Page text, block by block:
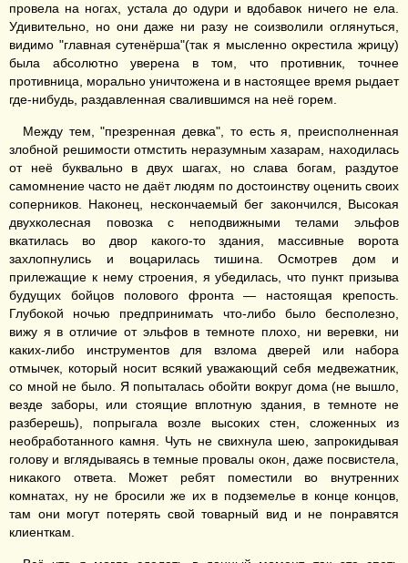
провела на ногах, устала до одури и вдобавок ничего не ела.
Удивительно, но они даже ни разу не соизволили оглянуться,
видимо "главная сутенёрша"(так я мысленно окрестила жрицу)
была абсолютно уверена в том, что противник, точнее
противница, морально уничтожена и в настоящее время рыдает
где-нибудь, раздавленная свалившимся на неё горем.
Между тем, "презренная девка", то есть я, преисполненная
злобной решимости отмстить неразумным хазарам, находилась
от неё буквально в двух шагах, но слава богам, раздутое
самомнение часто не даёт людям по достоинству оценить своих
соперников. Наконец, нескончаемый бег закончился, Высокая
двухколесная повозка с неподвижными телами эльфов
вкатилась во двор какого-то здания, массивные ворота
захлопнулись и воцарилась тишина. Осмотрев дом и
прилежащие к нему строения, я убедилась, что пункт призыва
будущих бойцов полового фронта — настоящая крепость.
Глубокой ночью предпринимать что-либо было бесполезно,
вижу я в отличие от эльфов в темноте плохо, ни веревки, ни
каких-либо инструментов для взлома дверей или набора
отмычек, который носит всякий уважающий себя медвежатник,
со мной не было. Я попыталась обойти вокруг дома (не вышло,
везде заборы, или стоящие вплотную здания, в темноте не
разберешь), попрыгала возле высоких стен, сложенных из
необработанного камня. Чуть не свихнула шею, запрокидывая
голову и вглядываясь в темные провалы окон, даже посвистела,
никакого ответа. Может ребят поместили во внутренних
комнатах, ну не бросили же их в подземелье в конце концов,
там они могут потерять свой товарный вид и не понравятся
клиенткам.